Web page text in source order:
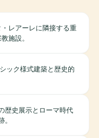
・レアーレに隣接する重
施設。
ック様式建築と歴史的
歴史展示とローマ時代
。